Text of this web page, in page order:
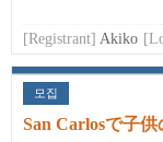
[Registrant] Akiko
모집
San Carlosで子